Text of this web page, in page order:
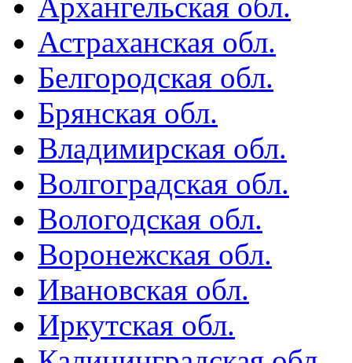
Архангельская обл.
Астраханская обл.
Белгородская обл.
Брянская обл.
Владимирская обл.
Волгоградская обл.
Вологодская обл.
Воронежская обл.
Ивановская обл.
Иркутская обл.